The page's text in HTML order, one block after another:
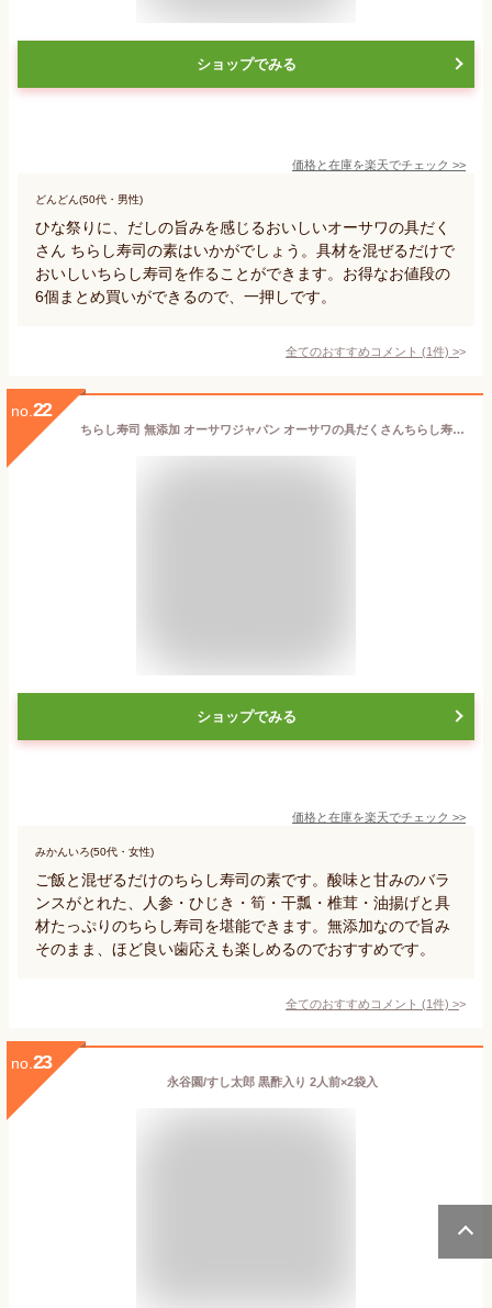
ショップでみる
価格と在庫を楽天でチェック >>
どんどん(50代・男性)
ひな祭りに、だしの旨みを感じるおいしいオーサワの具だく
さん ちらし寿司の素はいかがでしょう。具材を混ぜるだけで
おいしいちらし寿司を作ることができます。お得なお値段の
6個まとめ買いができるので、一押しです。
全てのおすすめコメント (1件) >
no. 22
ちらし寿司 無添加 オーサワジャパン オーサワの具だくさんちらし寿司の素 150g まぜご飯のもと 購入金額別特典あり 正規品 ナチュラル 天然 無添加 不要な食品添加物 化学調味料不使用 自然食品 【オーサワnew】
ショップでみる
価格と在庫を楽天でチェック >>
みかんいろ(50代・女性)
ご飯と混ぜるだけのちらし寿司の素です。酸味と甘みのバラ
ンスがとれた、人参・ひじき・筍・干瓢・椎茸・油揚げと具
材たっぷりのちらし寿司を堪能できます。無添加なので旨み
そのまま、ほど良い歯応えも楽しめるのでおすすめです。
全てのおすすめコメント (1件) >
no. 23
永谷園/すし太郎 黒酢入り 2人前×2袋入